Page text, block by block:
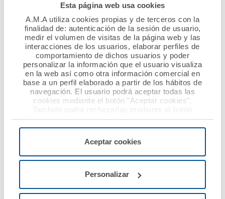
Esta página web usa cookies
A.M.A utiliza cookies propias y de terceros con la
finalidad de: autenticación de la sesión de usuario,
medir el volumen de visitas de la página web y las
interacciones de los usuarios, elaborar perfiles de
comportamiento de dichos usuarios y poder
personalizar la información que el usuario visualiza
en la web así como otra información comercial en
base a un perfil elaborado a partir de los hábitos de
navegación. El usuario podrá aceptar todas las
cookies mediante el botón "Aceptar cookies".
También podrá rechazarlas mediante el botón
"Rechazar", donde se rechazarán todas las cookies
menos las necesarias para permitir el acceso a los
configurarlas usando el botón “Personalizar".
Aceptar cookies
Personalizar
Ver noticia
Dr. Diego Murillo al
Colegio de
Enfermeros y
Enfermeras de
Barcelona
Ver noticia
26 septiembre 2023 21 septiembre 2023